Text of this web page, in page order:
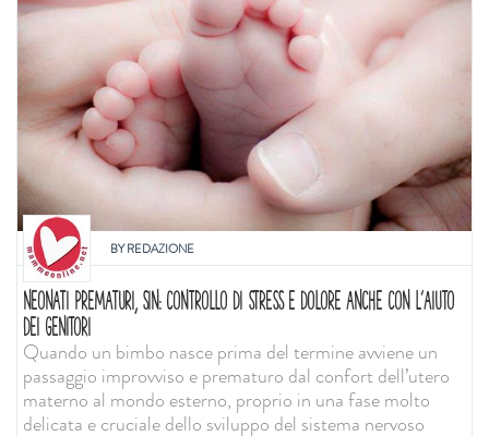
BYREDAZIONE
NEONATI PREMATURI, SIN: CONTROLLO DI STRESS E DOLORE ANCHE CON L'AIUTO
DEI GENITORI
Quando un bimbo nasce prima del termine avviene un
passaggio improvviso e prematuro dal confort dell’utero
materno al mondo esterno, proprio in una fase molto
delicata e cruciale dello sviluppo del sistema nervoso